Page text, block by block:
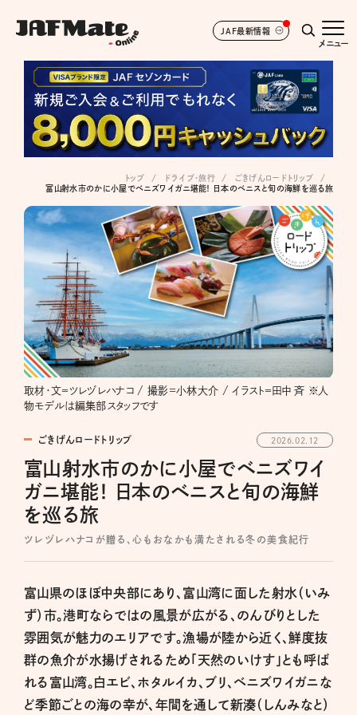
JAF最新情報
メニュー
トップ ドライブ･旅行
ごきげんロードトリップ
富山射水市のかに小屋でベニズワイガニ堪能！ 日本のベニスと旬の海鮮を巡る旅
取材・文＝ツレヅレハナコ / 撮影=小林大介 / イラスト＝田中 斉 ※人
物モデルは編集部スタッフです
ごきげんロードトリップ 2026.02.12
富山射水市のかに小屋でベニズワイ
ガニ堪能！ 日本のベニスと旬の海鮮
を巡る旅
ツレヅレハナコが贈る、心もおなかも満たされる冬の美食紀行
富山県のほぼ中央部にあり、富山湾に面した射水（いみ
ず）市。港町ならではの風景が広がる、のんびりとした
雰囲気が魅力のエリアです。漁場が陸から近く、鮮度抜
群の魚介が水揚げされるため「天然のいけす」とも呼ば
れる富山湾。白エビ、ホタルイカ、ブリ、ベニズワイガニな
ど季節ごとの海の幸が、年間を通して新湊（しんみなと）